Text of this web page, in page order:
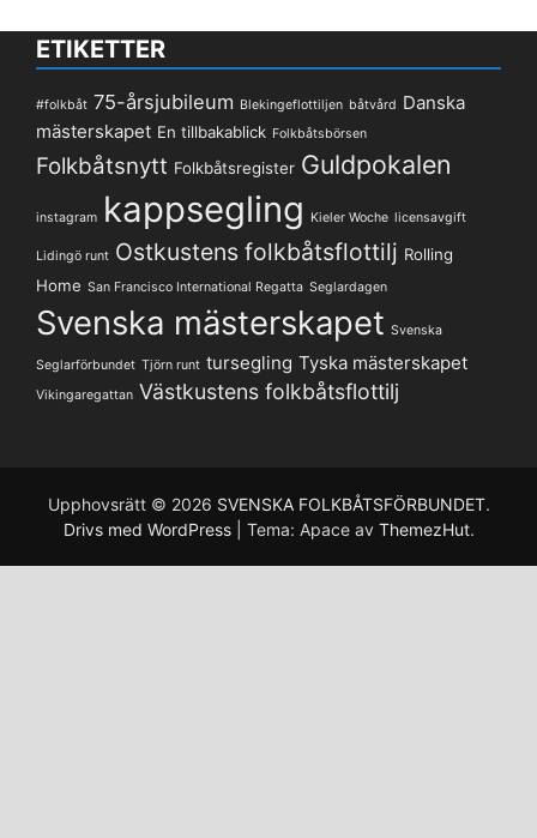
ETIKETTER
#folkbåt 75-årsjubileum Blekingeflottiljen båtvård Danska
mästerskapet En tillbakablick Folkbåtsbörsen
Folkbåtsnytt Folkbåtsregister Guldpokalen
instagram kappsegling Kieler Woche licensavgift
Lidingö runt Ostkustens folkbåtsflottilj Rolling
Home San Francisco International Regatta Seglardagen
Svenska mästerskapet Svenska
Seglarförbundet Tjörn runt tursegling Tyska mästerskapet
Vikingaregattan Västkustens folkbåtsflottilj
Upphovsrätt © 2026 SVENSKA FOLKBÅTSFÖRBUNDET.
Drivs med WordPress
Tema: Apace av ThemezHut.